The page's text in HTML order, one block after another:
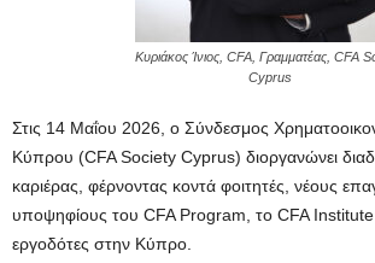
Κυριάκος Ίνιος, CFA, Γραμματέας, CFA
Cyprus
Στις 14 Μαΐου 2026, ο Σύνδεσμος
Κύπρου (CFA Society Cyprus) διοργανώνει
καριέρας, φέρνοντας κοντά φοιτητές, νέους
υποψηφίους του CFA Program, το CFA Institute
εργοδότες στην Κύπρο.